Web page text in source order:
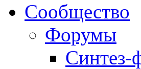
Сообщество
Форумы
Синтез-